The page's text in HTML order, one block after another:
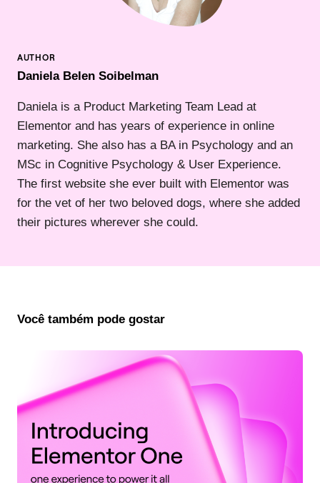
Daniela Belen Soibelman
Daniela is a Product Marketing Team Lead at
Elementor and has years of experience in online
marketing. She also has a BA in Psychology and an
MSc in Cognitive Psychology & User Experience.
The first website she ever built with Elementor was
for the vet of her two beloved dogs, where she added
their pictures wherever she could.
Você também pode gostar